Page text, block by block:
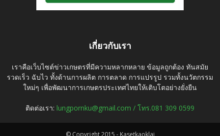
เกี่ยวกับเรา
เราคือเว็บไซต์ข่าวเกษตรที่มีความหลากหลาย ข้อมูลถูกต้อง ทันสมัย
รวดเร็ว ฉับไว ทั้งด้านการผลิต การตลาด การแปรรูป รวมทั้งนวัตกรรม
ใหม่ๆ เพื่อพัฒนาการเกษตรประเทศไทยให้เติบโตอย่างยั่งยืน
ติดต่อเรา: lungpornku@gmail.com / โทร.081 309 0599
© Copyright 2015 - Kasetkaoklai